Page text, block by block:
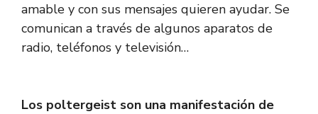
amable y con sus mensajes quieren ayudar. Se
comunican a través de algunos aparatos de
radio, teléfonos y televisión…
Los poltergeist son una manifestación de